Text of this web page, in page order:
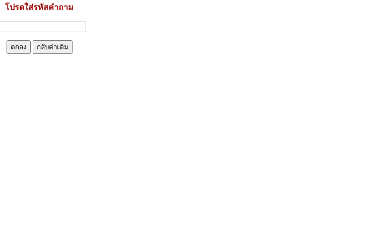
โปรดใส่รหัสคำถาม